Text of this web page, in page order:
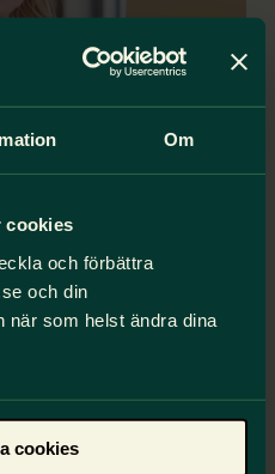
Om
cookies
och förbättra
och din
när som helst ändra dina
cookies
av de stora
och den låga
Sveriges Lärare